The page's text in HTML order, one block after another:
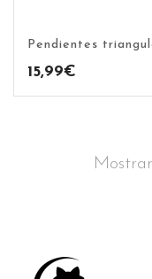
Pendientes
15,99€